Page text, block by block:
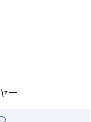
汲み取り、またその車体を愛
塗装を採用し、高強度と高質
ジンガードをラインナップ
的な高い完成度を誇ります。
術を製品に反映させ続けてい
ー